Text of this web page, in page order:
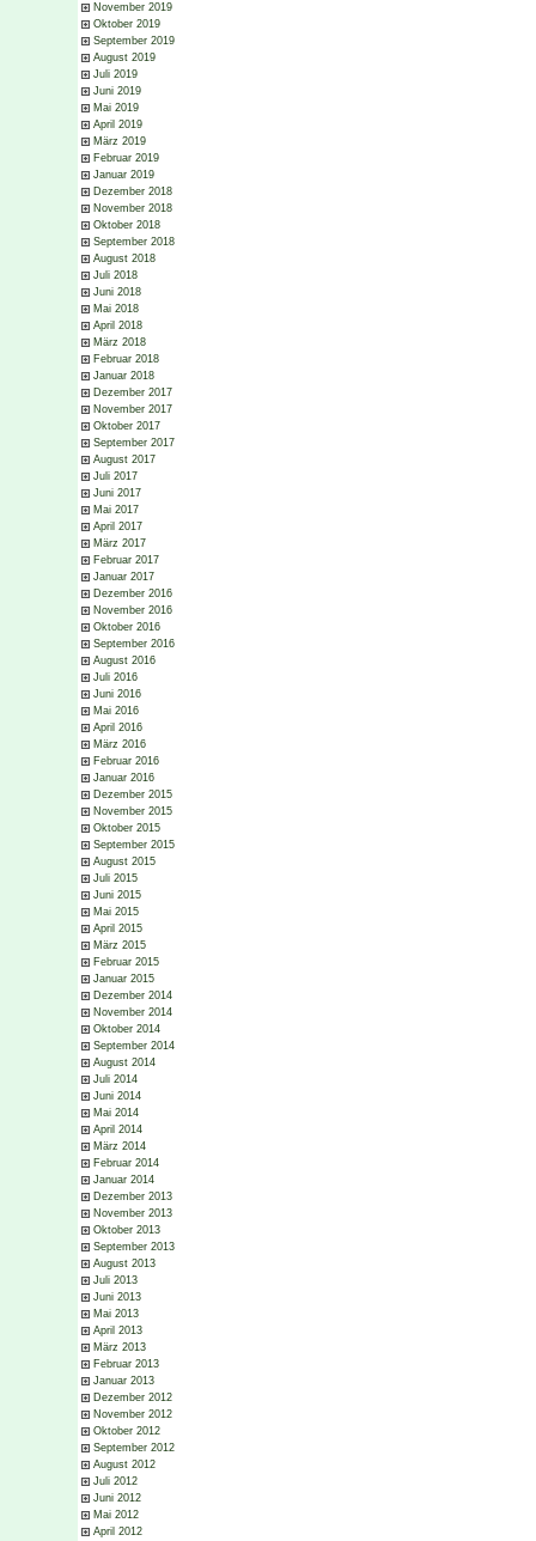
November 2019
Oktober 2019
September 2019
August 2019
Juli 2019
Juni 2019
Mai 2019
April 2019
März 2019
Februar 2019
Januar 2019
Dezember 2018
November 2018
Oktober 2018
September 2018
August 2018
Juli 2018
Juni 2018
Mai 2018
April 2018
März 2018
Februar 2018
Januar 2018
Dezember 2017
November 2017
Oktober 2017
September 2017
August 2017
Juli 2017
Juni 2017
Mai 2017
April 2017
März 2017
Februar 2017
Januar 2017
Dezember 2016
November 2016
Oktober 2016
September 2016
August 2016
Juli 2016
Juni 2016
Mai 2016
April 2016
März 2016
Februar 2016
Januar 2016
Dezember 2015
November 2015
Oktober 2015
September 2015
August 2015
Juli 2015
Juni 2015
Mai 2015
April 2015
März 2015
Februar 2015
Januar 2015
Dezember 2014
November 2014
Oktober 2014
September 2014
August 2014
Juli 2014
Juni 2014
Mai 2014
April 2014
März 2014
Februar 2014
Januar 2014
Dezember 2013
November 2013
Oktober 2013
September 2013
August 2013
Juli 2013
Juni 2013
Mai 2013
April 2013
März 2013
Februar 2013
Januar 2013
Dezember 2012
November 2012
Oktober 2012
September 2012
August 2012
Juli 2012
Juni 2012
Mai 2012
April 2012